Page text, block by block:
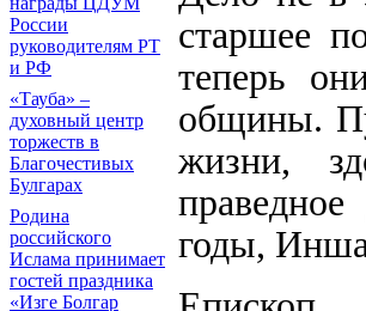
России
руководителям РТ
и РФ
«Тауба» –
духовный центр
торжеств в
Благочестивых
Булгарах
Родина
российского
Ислама принимает
гостей праздника
«Изге Болгар
старшее
теперь
общины.
жизни,
годы,